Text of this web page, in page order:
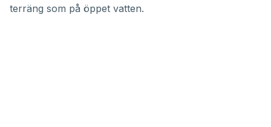
terräng som på öppet vatten.